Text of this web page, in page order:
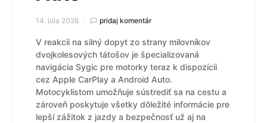
14. júla 2026 pridaj komentár
V reakcii na silný dopyt zo strany milovníkov
dvojkolesových tátošov je špecializovaná
navigácia Sygic pre motorky teraz k dispozícii
cez Apple CarPlay a Android Auto.
Motocyklistom umožňuje sústrediť sa na cestu a
zároveň poskytuje všetky dôležité informácie pre
lepší zážitok z jazdy a bezpečnosť už aj na